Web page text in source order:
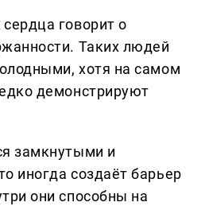
говорит о
Таких людей
хотя на самом
демонстрируют
замкнутыми и
иногда создаёт барьер
они способны на